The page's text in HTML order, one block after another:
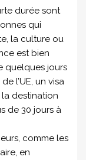
durée sont
qui
la culture ou
est bien
quelques jours
l’UE, un visa
destination
de 30 jours à
comme les
en